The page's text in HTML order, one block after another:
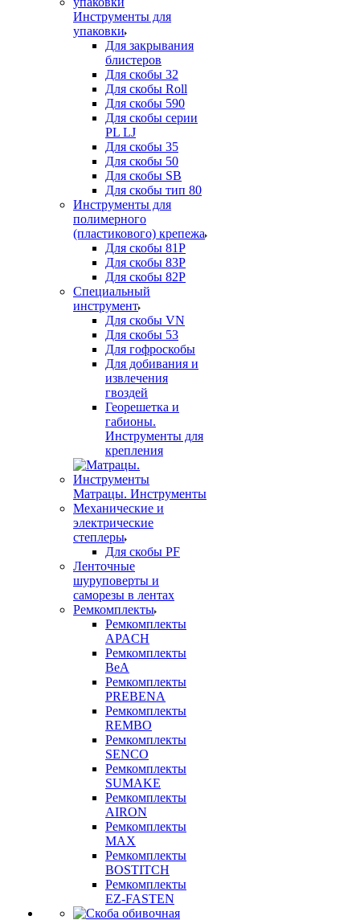
Инструменты для
упаковки
Для закрывания
блистеров
Для скобы 32
Для скобы Roll
Для скобы 590
Для скобы серии
PL LJ
Для скобы 35
Для скобы 50
Для скобы SB
Для скобы тип 80
Инструменты для
полимерного
(пластикового) крепежа
Для скобы 81P
Для скобы 83P
Для скобы 82P
Специальный
инструмент
Для скобы VN
Для скобы 53
Для гофроскобы
Для добивания и
извлечения
гвоздей
Георешетка и
габионы.
Инструменты для
крепления
Матрацы. Инструменты
Механические и
электрические
степлеры
Для скобы PF
Ленточные
шуруповерты и
саморезы в лентах
Ремкомплекты
Ремкомплекты
APACH
Ремкомплекты
BeA
Ремкомплекты
PREBENA
Ремкомплекты
REMBO
Ремкомплекты
SENCO
Ремкомплекты
SUMAKE
Ремкомплекты
AIRON
Ремкомплекты
MAX
Ремкомплекты
BOSTITCH
Ремкомплекты
EZ-FASTEN